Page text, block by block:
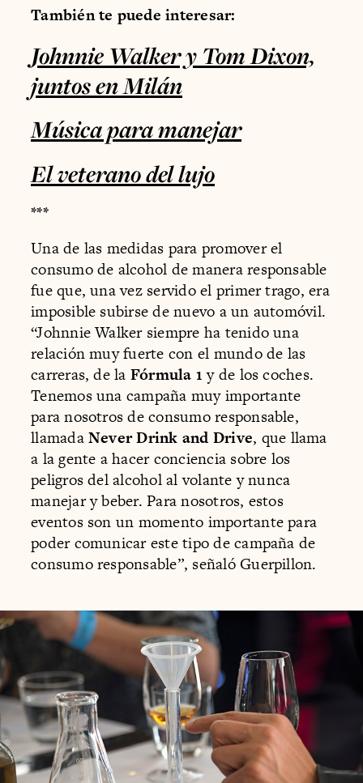
También te puede interesar:
Johnnie Walker y Tom Dixon,
juntos en Milán
Música para manejar
El veterano del lujo
***
Una de las medidas para promover el
consumo de alcohol de manera responsable
fue que, una vez servido el primer trago, era
imposible subirse de nuevo a un automóvil.
“Johnnie Walker siempre ha tenido una
relación muy fuerte con el mundo de las
carreras, de la Fórmula 1y de los coches.
Tenemos una campaña muy importante
para nosotros de consumo responsable,
llamadaNever Drink and Drive, que llama
a la gente a hacer conciencia sobre los
peligros del alcohol al volante y nunca
manejar y beber. Para nosotros, estos
eventos son un momento importante para
poder comunicar este tipo de campaña de
consumo responsable”, señaló Guerpillon.